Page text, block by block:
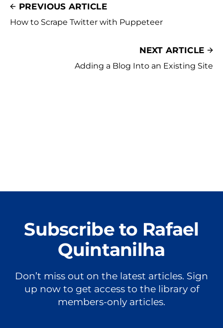
PREVIOUS ARTICLE
How to Scrape Twitter with Puppeteer
NEXT ARTICLE
Adding a Blog Into an Existing Site
Subscribe to Rafael
Quintanilha
Don’t miss out on the latest articles. Sign
up now to get access to the library of
members-only articles.